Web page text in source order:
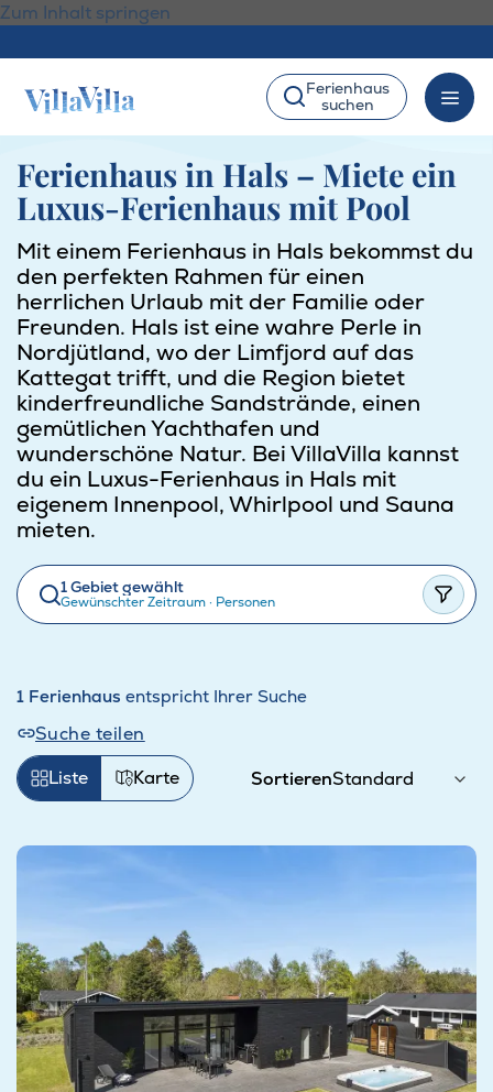
Zum Inhalt springen
Ferienhaus
suchen
Ferienhaus in Hals – Miete ein
Luxus-Ferienhaus mit Pool
Mit einem Ferienhaus in Hals bekommst du
den perfekten Rahmen für einen
herrlichen Urlaub mit der Familie oder
Freunden. Hals ist eine wahre Perle in
Nordjütland, wo der Limfjord auf das
Kattegat trifft, und die Region bietet
kinderfreundliche Sandstrände, einen
gemütlichen Yachthafen und
wunderschöne Natur. Bei VillaVilla kannst
du ein Luxus-Ferienhaus in Hals mit
eigenem Innenpool, Whirlpool und Sauna
mieten.
1 Gebiet gewählt
Gewünschter Zeitraum· Personen
1 Ferienhaus entspricht Ihrer Suche
Suche teilen
Sortieren
Liste Karte